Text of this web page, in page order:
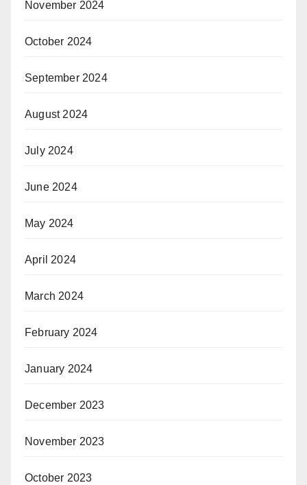
November 2024
October 2024
September 2024
August 2024
July 2024
June 2024
May 2024
April 2024
March 2024
February 2024
January 2024
December 2023
November 2023
October 2023